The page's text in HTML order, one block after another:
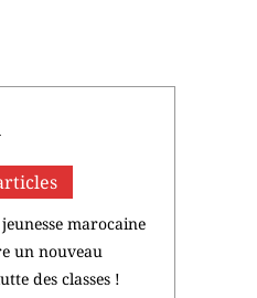
marocaine
un nouveau
des classes !